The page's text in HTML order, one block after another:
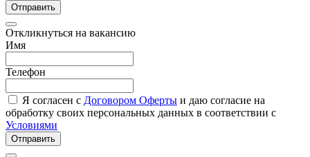
Отправить
Откликнуться на вакансию
Имя
Телефон
Я согласен с Договором Оферты и даю согласие на
обработку своих персональных данных в соответствии с
Условиями
Отправить